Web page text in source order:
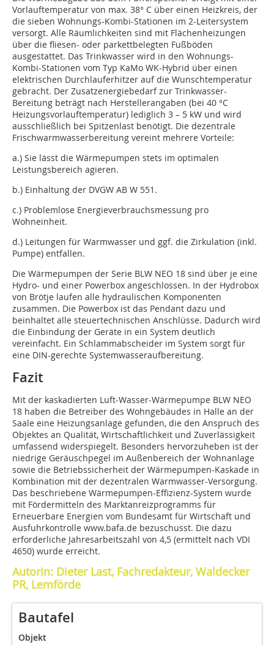
Vorlauftemperatur von max. 38° C über einen Heizkreis, der
die sieben Wohnungs-Kombi-Stationen im 2-Leitersystem
versorgt. Alle Räumlichkeiten sind mit Flächenheizungen
über die fliesen- oder parkettbelegten Fußböden
ausgestattet. Das Trinkwasser wird in den Wohnungs-
Kombi-Stationen vom Typ KaMo WK-Hybrid über einen
elektrischen Durchlauferhitzer auf die Wunschtemperatur
gebracht. Der Zusatzenergiebedarf zur Trinkwasser-
Bereitung beträgt nach Herstellerangaben (bei 40 °C
Heizungsvorlauftemperatur) lediglich 3 – 5 kW und wird
ausschließlich bei Spitzenlast benötigt. Die dezentrale
Frischwarmwasserbereitung vereint mehrere Vorteile:
a.) Sie lässt die Wärmepumpen stets im optimalen
Leistungsbereich agieren.
b.) Einhaltung der DVGW AB W 551.
c.) Problemlose Energieverbrauchsmessung pro
Wohneinheit.
d.) Leitungen für Warmwasser und ggf. die Zirkulation (inkl.
Pumpe) entfallen.
Die Wärmepumpen der Serie BLW NEO 18 sind über je eine
Hydro- und einer Powerbox angeschlossen. In der Hydrobox
von Brötje laufen alle hydraulischen Komponenten
zusammen. Die Powerbox ist das Pendant dazu und
beinhaltet alle steuertechnischen Anschlüsse. Dadurch wird
die Einbindung der Geräte in ein System deutlich
vereinfacht. Ein Schlammabscheider im System sorgt für
eine DIN-gerechte Systemwasseraufbereitung.
Fazit
Mit der kaskadierten Luft-Wasser-Wärmepumpe BLW NEO
18 haben die Betreiber des Wohngebäudes in Halle an der
Saale eine Heizungsanlage gefunden, die den Anspruch des
Objektes an Qualität, Wirtschaftlichkeit und Zuverlässigkeit
umfassend widerspiegelt. Besonders hervorzuheben ist der
niedrige Geräuschpegel im Außenbereich der Wohnanlage
sowie die Betriebssicherheit der Wärmepumpen-Kaskade in
Kombination mit der dezentralen Warmwasser-Versorgung.
Das beschriebene Wärmepumpen-Effizienz-System wurde
mit Fördermitteln des Marktanreizprogramms für
Erneuerbare Energien vom Bundesamt für Wirtschaft und
Ausfuhrkontrolle www.bafa.de bezuschusst. Die dazu
erforderliche Jahresarbeitszahl von 4,5 (ermittelt nach VDI
4650) wurde erreicht.
Autorin: Dieter Last, Fachredakteur, Waldecker
PR, Lemförde
Bautafel
Objekt